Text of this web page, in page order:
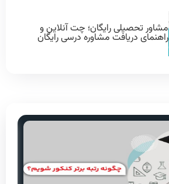
مشاور تحصیلی رایگان؛ چت آنلاین و
راهنمای دریافت مشاوره درسی رایگان